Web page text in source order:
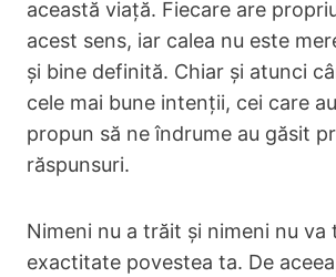
această viață. Fiecare are
acest sens, iar calea nu este
și bine definită. Chiar și atunci
cele mai bune intenții, cei care
propun să ne îndrume au găsit
răspunsuri.
Nimeni nu a trăit și nimeni nu va
exactitate povestea ta. De